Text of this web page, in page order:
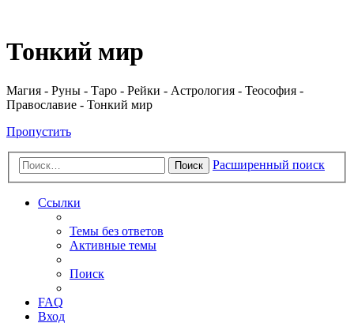
Тонкий мир
Магия - Руны - Таро - Рейки - Астрология - Теософия -
Православие - Тонкий мир
Пропустить
Поиск Расширенный поиск
Ссылки
Темы без ответов
Активные темы
Поиск
FAQ
Вход